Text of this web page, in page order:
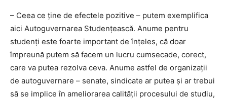
– Ceea ce ține de efectele pozitive – putem exemplifica
aici Autoguvernarea Studențească. Anume pentru
studenți este foarte important de înțeles, că doar
împreună putem să facem un lucru cumsecade, corect,
care va putea rezolva ceva. Anume astfel de organizații
de autoguvernare – senate, sindicate ar putea și ar trebui
să se implice în ameliorarea calității procesului de studiu,